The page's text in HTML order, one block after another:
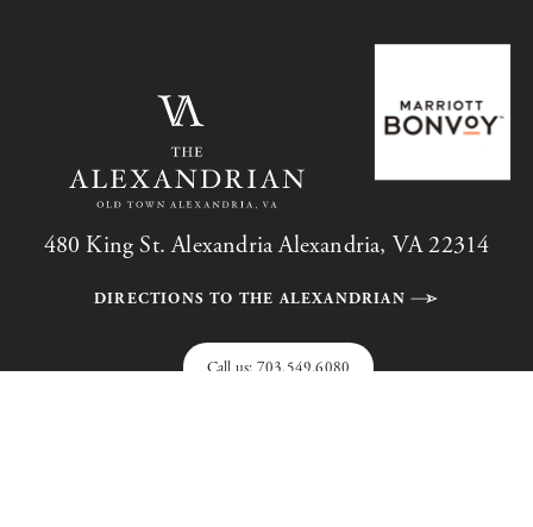
480 King St. Alexandria Alexandria, VA 22314
DIRECTIONS TO THE ALEXANDRIAN
Call us: 703.549.6080